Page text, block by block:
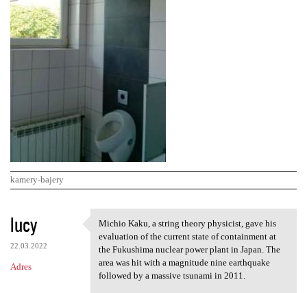
kamery-bajery
K
o
m
e
lucy
22.03.2022
Adres
Michio Kaku, a string theory
Michio Kaku, a string theory physicist, gave his
evaluation of the current state of containment at
the Fukushima nuclear power plant in Japan. The
area was hit with a magnitude nine earthquake
followed by a massive tsunami in 2011.